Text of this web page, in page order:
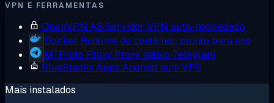
VPN E FERRAMENTAS
OpenVPN AS Servidor VPN auto-hospedado
Docker Runtime de contêiner, pronto para uso
MTProto Proxy Proxy nativo Telegram
BlueStacks Apps Android num VPS
Mais instalados